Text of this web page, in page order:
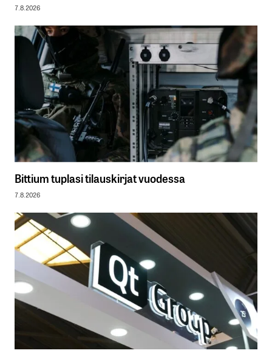
7.8.2026
Bittium tuplasi tilauskirjat vuodessa
7.8.2026